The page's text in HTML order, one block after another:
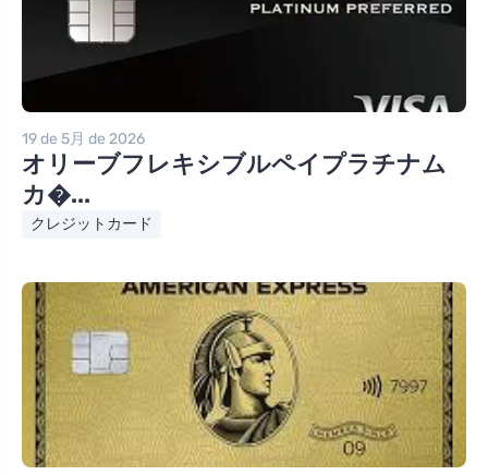
19 de 5月 de 2026
オリーブフレキシブルペイプラチナム
カ�...
クレジットカード